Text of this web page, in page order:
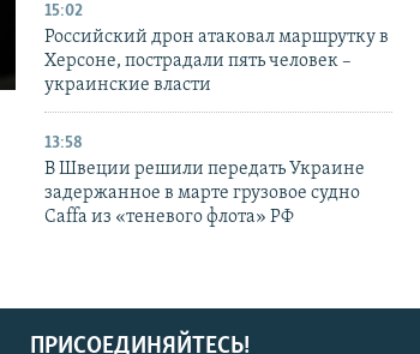
15:02
Российский дрон атаковал маршрутку в
Херсоне, пострадали пять человек –
украинские власти
13:58
В Швеции решили передать Украине
задержанное в марте грузовое судно
Caffa из «теневого флота» РФ
ПРИСОЕДИНЯЙТЕСЬ!